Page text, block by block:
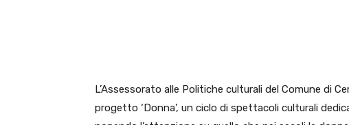
L’Assessorato alle Politiche culturali del Comune di
progetto ‘Donna’, un ciclo di spettacoli culturali